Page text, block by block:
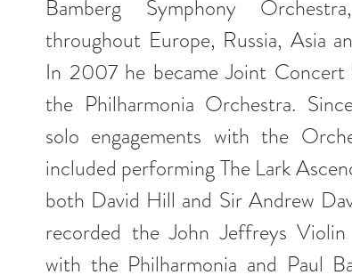
Bamberg Symphony
throughout Europe, Russia, Asia
In 2007 he became Joint
the Philharmonia Orchestra.
solo engagements with the
included performing The Lark
both David Hill and Sir Andrew
recorded the John Jeffreys
with the Philharmonia and Paul